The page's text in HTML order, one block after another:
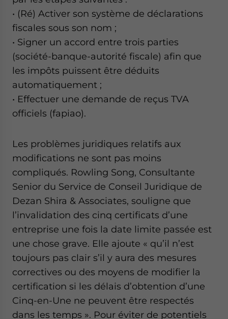
• (Ré) Activer son système de déclarations
fiscales sous son nom ;
• Signer un accord entre trois parties
(société-banque-autorité fiscale) afin que
les impôts puissent être déduits
automatiquement ;
• Effectuer une demande de reçus TVA
officiels (fapiao).
Les problèmes juridiques relatifs aux
modifications ne sont pas moins
compliqués. Rowling Song, Consultante
Senior du Service de Conseil Juridique de
Dezan Shira & Associates, souligne que
l’invalidation des cinq certificats d’une
entreprise une fois la date limite passée est
une chose grave. Elle ajoute « qu’il n’est
toujours pas clair s’il y aura des mesures
correctives ou des moyens de modifier la
certification si les délais d’obtention d’une
Cinq-en-Une ne peuvent être respectés
dans les temps ». Pour éviter de potentiels